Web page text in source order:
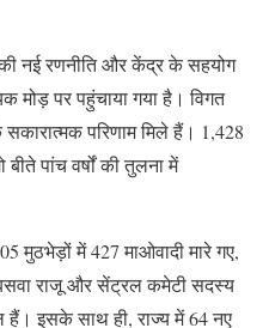
नई रणनीति और केंद्र के सहयोग
मोड़ पर पहुंचाया गया है। विगत
परिणाम मिले हैं। 1,428
पांच वर्षों की तुलना में
मुठभेड़ों में 427 माओवादी मारे गए,
राजू और सेंट्रल कमेटी सदस्य
इसके साथ ही, राज्य में 64 नए